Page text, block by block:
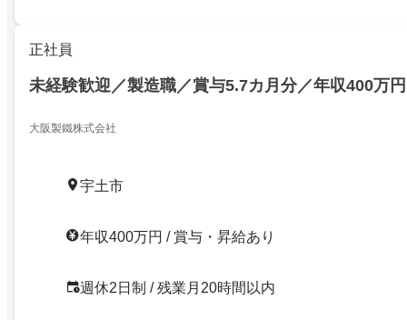
正社員
未経験歓迎／製造職／賞与5.7カ月分／年収400万
大阪製鐵株式会社
宇土市
年収400万円 / 賞与・昇給あり
週休2日制 / 残業月20時間以内